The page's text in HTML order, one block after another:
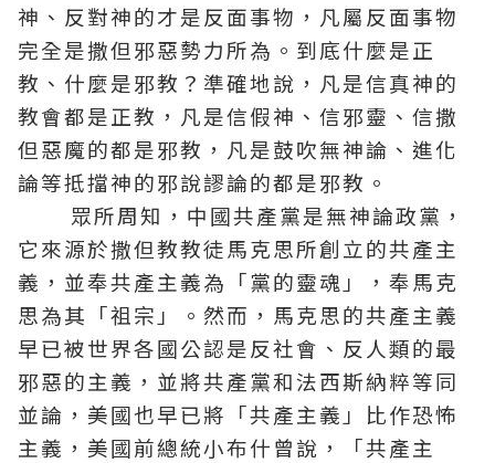
神、反對神的才是反面事物，凡屬反面事物
完全是撒但邪惡勢力所為。到底什麼是正
教、什麼是邪教？準確地說，凡是信真神的
教會都是正教，凡是信假神、信邪靈、信撒
但惡魔的都是邪教，凡是鼓吹無神論、進化
論等抵擋神的邪說謬論的都是邪教。
眾所周知，中國共產黨是無神論政黨，
它來源於撒但教教徒馬克思所創立的共產主
義，並奉共產主義為「黨的靈魂」，奉馬克
思為其「祖宗」。然而，馬克思的共產主義
早已被世界各國公認是反社會、反人類的最
邪惡的主義，並將共產黨和法西斯納粹等同
並論，美國也早已將「共產主義」比作恐怖
主義，美國前總統小布什曾說，「共產主